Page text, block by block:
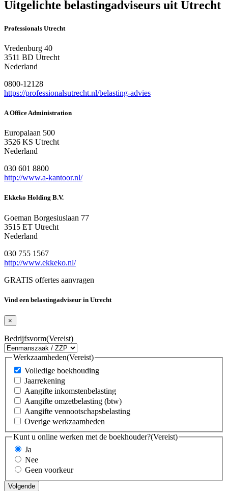
Uitgelichte belastingadviseurs uit Utrecht
Professionals Utrecht
Vredenburg 40
3511 BD Utrecht
Nederland
0800-12128
https://professionalsutrecht.nl/belasting-advies
A Office Administration
Europalaan 500
3526 KS Utrecht
Nederland
030 601 8800
http://www.a-kantoor.nl/
Ekkeko Holding B.V.
Goeman Borgesiuslaan 77
3515 ET Utrecht
Nederland
030 755 1567
http://www.ekkeko.nl/
GRATIS offertes aanvragen
Vind een belastingadviseur in Utrecht
×
Bedrijfsvorm(Vereist)
Werkzaamheden(Vereist)
Volledige boekhouding
Jaarrekening
Aangifte inkomstenbelasting
Aangifte omzetbelasting (btw)
Aangifte vennootschapsbelasting
Overige werkzaamheden
Kunt u online werken met de boekhouder?(Vereist)
Ja
Nee
Geen voorkeur